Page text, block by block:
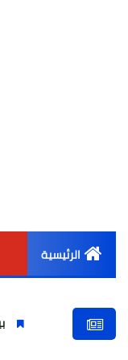
الرئيسية
بين الريادة